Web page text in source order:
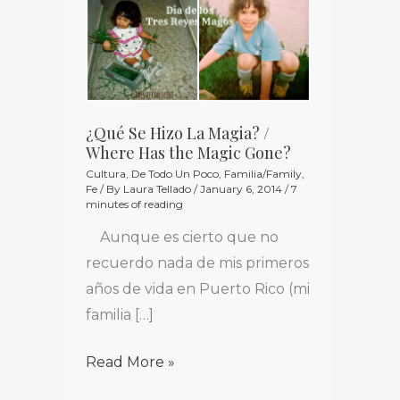
¿Qué Se Hizo La Magia? /
Where Has the Magic Gone?
Cultura De Todo Un Poco Familia/Family
Fe / By Laura Tellado /January 6, 2014 /7
minutes of reading
Aunque es cierto que no
recuerdo nada de mis primeros
años de vida en Puerto Rico (mi
familia […]
Se
Hizo
La
Magia?
Where
Has
the
Magic
Gone?
Read More »